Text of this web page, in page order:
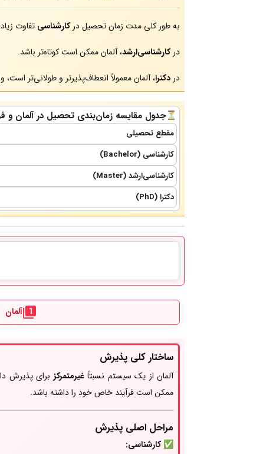
به طور کلی مدت زمان تحصیل درکارشناسی تفاوت
درکارشناسی‌ارشد، آلمان ممکن است کوتاه‌تر باشد.
در دکترا، آلمان معمولاً انعطاف‌پذیرتر و طولانی‌تر
⏳جدول مقایسه زمان‌بندی تحصیل در آلمان و
مقطع تحصیلی
کارشناسی (Bachelor)
کارشناسی‌ارشد (Master)
دکترا (PhD)
آلمان
ساختار کلی پذیرش
آلمان از یک سیستم نسبتاًغیرمتمرکز برای پذیرش
ممکن است فرآیند خاص خود را داشته باشد.
مراحل اصلی پذیرش
✅ کارشناسی: